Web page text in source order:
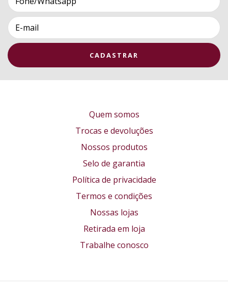
Quem somos
Trocas e devoluções
Nossos produtos
Selo de garantia
Política de privacidade
Termos e condições
Nossas lojas
Retirada em loja
Trabalhe conosco